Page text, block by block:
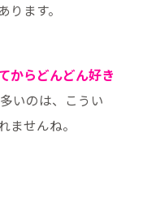
ます。
からどんどん好き
いのは、こうい
ませんね。